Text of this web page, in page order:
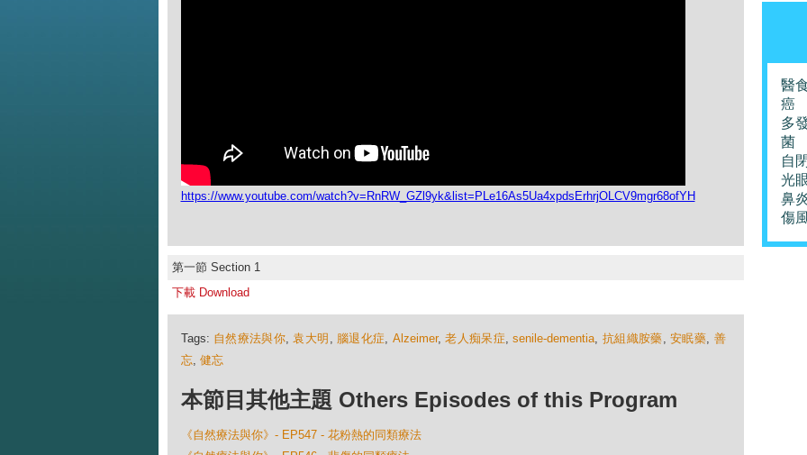
https://www.youtube.com/watch?v=RnRW_GZl9yk&list=PLe16As5Ua4xpdsErhrjOLCV9mgr68ofYH
第一節 Section 1
下載 Download
Tags: 自然療法與你,袁大明 , 腦退化症, Alzeimer,老人痴呆症,senile-dementia, 抗組織胺藥,安眠藥, 善
忘, 健忘
本節目其他主題 Others Episodes of this Program
《自然療法與你》- EP547 - 花粉熱的同類療法
醫
癌
多
菌
自
光
鼻
傷